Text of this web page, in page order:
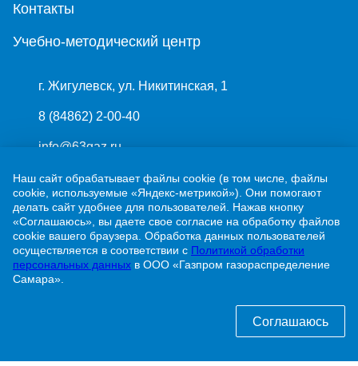
Контакты
Учебно-методический центр
г. Жигулевск, ул. Никитинская, 1
8 (84862) 2-00-40
info@63gaz.ru
Узнать статус договора о догазификации можно
по телефону:
8 (84862) 2-00-40 доб. 192
Наш сайт обрабатывает файлы cookie (в том числе, файлы
cookie, используемые «Яндекс-метрикой»). Они помогают
делать сайт удобнее для пользователей. Нажав кнопку
«Соглашаюсь», вы даете свое согласие на обработку файлов
cookie вашего браузера. Обработка данных пользователей
осуществляется в соответствии с Политикой обработки
персональных данных в ООО «Газпром газораспределение
Самара».
Соглашаюсь